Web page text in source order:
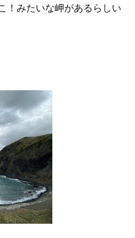
！みたいな岬があるらしい